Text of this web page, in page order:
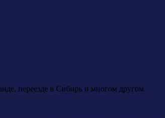
переезде в Сибирь и многом другом.